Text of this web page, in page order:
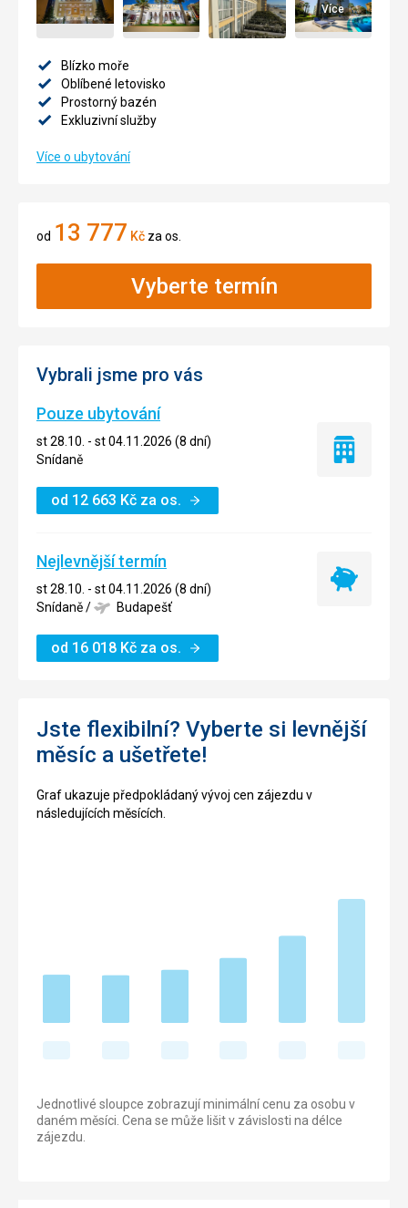
Více
Blízko moře
Oblíbené letovisko
Prostorný bazén
Exkluzivní služby
Více o ubytování
od 13 777 Kč za os.
Vyberte termín
Vybrali jsme pro vás
Pouze ubytování
st 28.10. - st 04.11.2026 (8 dní)
Snídaně
od 12 663 Kč za os.
Pouze
Nejlevnější termín
st 28.10. - st 04.11.2026 (8 dní)
Snídaně/ Budapešť
od 16 018 Kč za os.
Nejlevnější
Jste flexibilní? Vyberte si levnější
měsíc a ušetřete!
Graf ukazuje předpokládaný vývoj cen zájezdu v
následujících měsících.
Jednotlivé sloupce zobrazují minimální cenu za osobu v
daném měsíci. Cena se může lišit v závislosti na délce
zájezdu.